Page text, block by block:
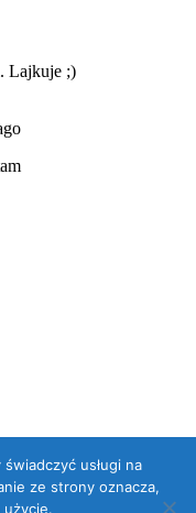
usługi na
ze strony oznacza,
użycie.